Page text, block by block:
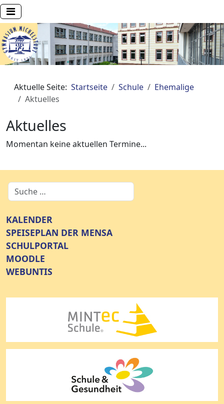
Aktuelle Seite: Startseite Schule
Ehemalige
Aktuelles
Aktuelles
Momentan keine aktuellen Termine...
KALENDER
SPEISEPLAN DER MENSA
SCHULPORTAL
MOODLE
WEBUNTIS